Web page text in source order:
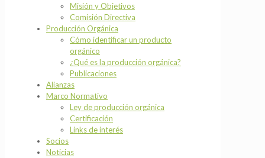
Misión y Objetivos
Comisión Directiva
Producción Orgánica
Cómo identificar un producto
orgánico
¿Qué es la producción orgánica?
Publicaciones
Alianzas
Marco Normativo
Ley de producción orgánica
Certificación
Links de interés
Socios
Noticias